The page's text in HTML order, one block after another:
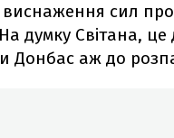
виснаження сил
думку Світана, це
Донбас аж до